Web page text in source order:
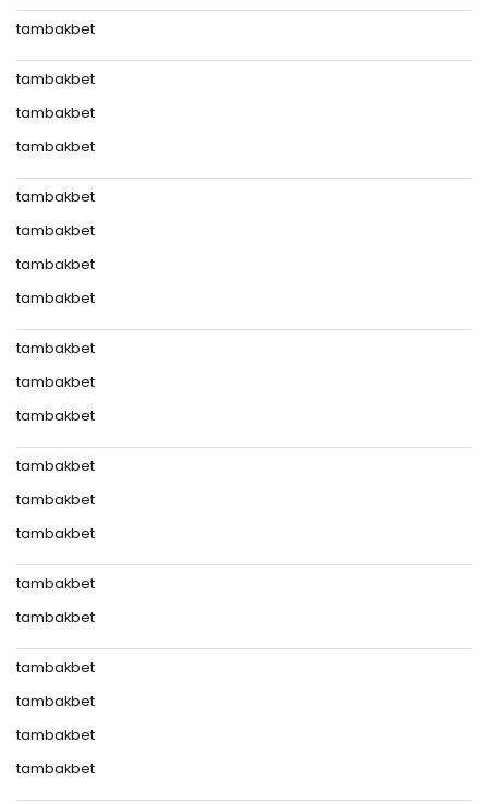
tambakbet
tambakbet
tambakbet
tambakbet
tambakbet
tambakbet
tambakbet
tambakbet
tambakbet
tambakbet
tambakbet
tambakbet
tambakbet
tambakbet
tambakbet
tambakbet
tambakbet
tambakbet
tambakbet
tambakbet